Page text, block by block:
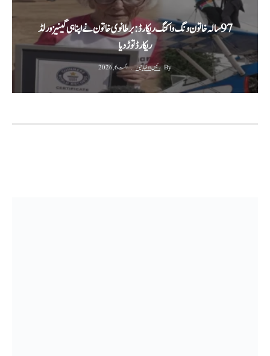
‫97 سالہ خاتون ونگ واکنگ ریکارڈ: برطانوی خاتون نے اپنا ہی گینیز ورلڈ
ریکارڈ توڑ دیا‬
By رئیس الاخبار نیوز اگست 6, 2026